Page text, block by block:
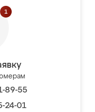
89-55
24-01